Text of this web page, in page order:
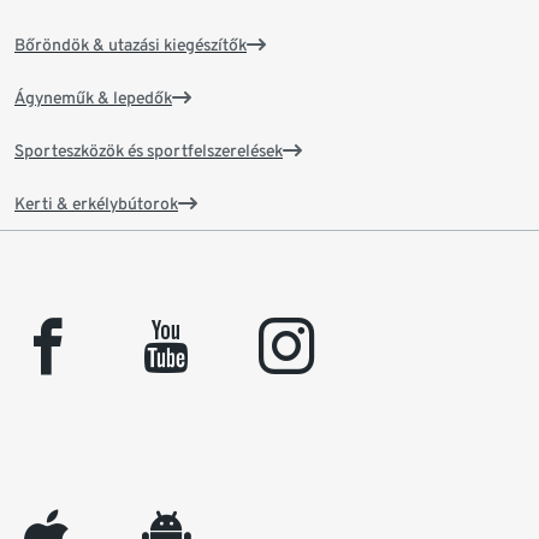
Bőröndök & utazási kiegészítők
Ágyneműk & lepedők
Sporteszközök és sportfelszerelések
Kerti & erkélybútorok
facebook youtube instagram